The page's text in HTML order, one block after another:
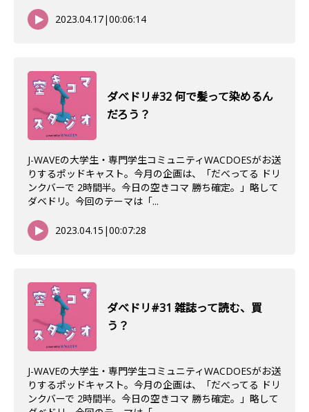
2023.04.17|00:06:14
ダべドリ#32 何で髪って染めるん
だろう？
J-WAVEの大学生・専門学生コミュニティWACDOESがお送
りするポッドキャスト。今月の企画は、「だべってる ドリ
ンクバーで 2時間半。今日の空きコマ 勝ち確定。」略して
ダベドリ。今回のテーマは「...
2023.04.15 |00:07:28
ダべドリ#31 雑誌って読む、買
う？
J-WAVEの大学生・専門学生コミュニティWACDOESがお送
りするポッドキャスト。今月の企画は、「だべってる ドリ
ンクバーで 2時間半。今日の空きコマ 勝ち確定。」略して